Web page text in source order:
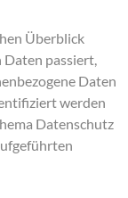
Überblick
Daten passiert,
Daten
werden
Datenschutz